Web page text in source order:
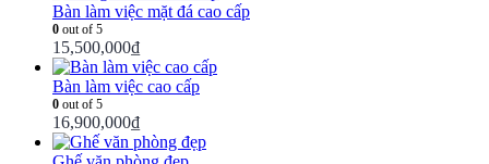
Bàn làm việc mặt đá cao cấp
0 out of 5
15,500,000₫
Bàn làm việc cao cấp
0 out of 5
16,900,000₫